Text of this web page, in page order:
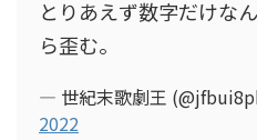
とりあえず数字だけな
ら歪む。
— 世紀末歌劇王
2022